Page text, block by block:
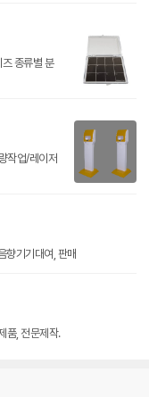
종류별 분
작업/레이저
향기기대여, 판매
품, 전문제작.